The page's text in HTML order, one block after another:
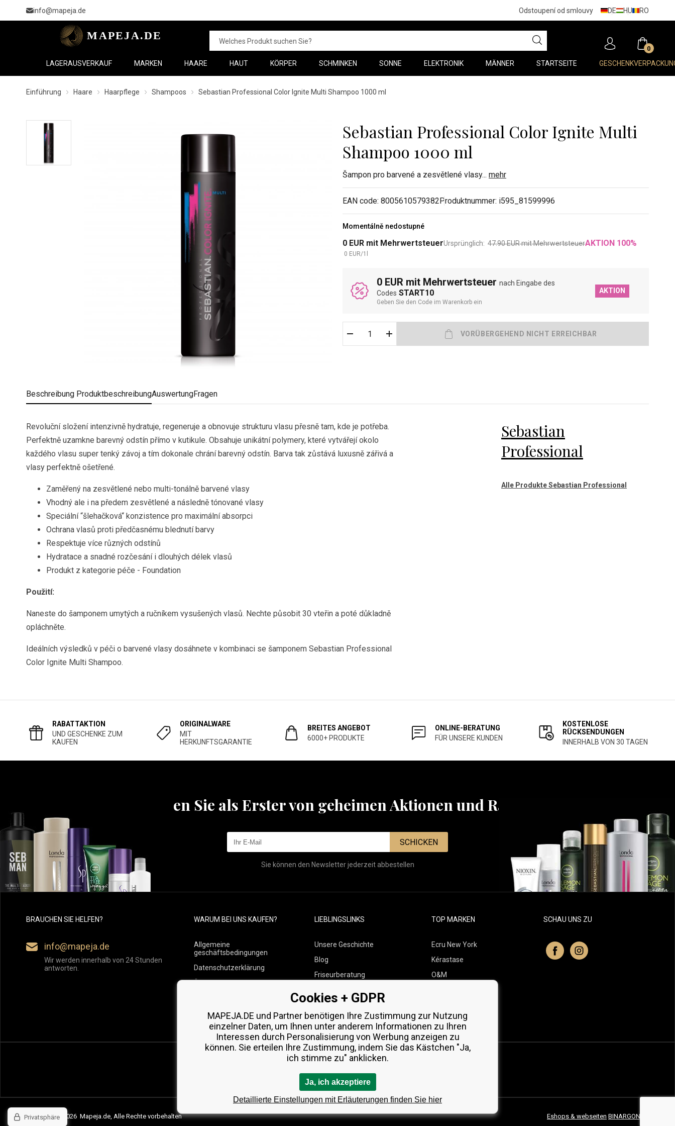
info@mapeja.de Odstoupení od smlouvy DE HU RO
0
LAGERAUSVERKAUF MARKEN HAARE HAUT KÖRPER SCHMINKEN SONNE ELEKTRONIK MÄNNER STARTSEITE
Einführung Haare Haarpflege Shampoos Sebastian Professional Color Ignite Multi Shampoo 1000 ml
Sebastian Professional Color Ignite Multi
Shampoo 1000 ml
Šampon pro barvené a zesvětlené vlasy... mehr
EAN code: 8005610579382Produktnummer: i595_81599996
Momentálně nedostupné
0 EUR mit Mehrwertsteuer
0 EUR/1
Ursprünglich: 47.90EURmit MehrwertsteuerAKTION 100%
0 EUR mit Mehrwertsteuer nach Eingabe des
Codes START10
Geben Sie den Code im Warenkorb ein
AKTION
Beschreibung ProduktbeschreibungAuswertungFragen
Revoluční složení intenzivně hydratuje, regeneruje a obnovuje strukturu vlasu přesně tam, kde je potřeba.
Perfektně uzamkne barevný odstín přímo v kutikule. Obsahuje unikátní polymery, které vytvářejí okolo
každého vlasu super tenký závoj a tím dokonale chrání barevný odstín. Barva tak zůstává luxusně zářivá a
vlasy perfektně ošetřené.
Zaměřený na zesvětlené nebo multi-tonálně barvené vlasy
Vhodný ale i na předem zesvětlené a následně tónované vlasy
Speciální “šlehačková“ konzistence pro maximální absorpci
Ochrana vlasů proti předčasnému blednutí barvy
Respektuje více různých odstínů
Hydratace a snadné rozčesání i dlouhých délek vlasů
Produkt z kategorie péče - Foundation
Použití:
Naneste do šamponem umytých a ručníkem vysušených vlasů. Nechte působit 30 vteřin a poté důkladně
opláchněte.
Ideálních výsledků v péči o barvené vlasy dosáhnete v kombinaci se šamponem Sebastian Professional
Color Ignite Multi Shampoo.
Sebastian
Professional
Alle Produkte Sebastian Professional
RABATTAKTION
UND GESCHENKE ZUM
KAUFEN
ORIGINALWARE
MIT
HERKUNFTSGARANTIE
BREITES ANGEBOT
6000+ PRODUKTE
ONLINE-BERATUNG
FÜR UNSERE KUNDEN
KOSTENLOSE
RÜCKSENDUNGEN
INNERHALB VON 30 TAGEN
Erfahren Sie als Erster von geheimen Aktionen und Rabatten
SCHICKEN
Sie können den Newsletter jederzeit abbestellen
BRAUCHEN SIE HELFEN?
info@mapeja.de
Wir werden innerhalb von 24 Stunden
antworten.
WARUM BEI UNS KAUFEN?
Allgemeine
geschäftsbedingungen
Datenschutzerklärung
Übersicht über Zahlungen und
LIEBLINGSLINKS
Unsere Geschichte
Blog
Friseurberatung
Kostenlose Produktproben
TOP MARKEN
Ecru New York
Kérastase
O&M
Zenz Organic
SCHAU UNS ZU
Copyright © 2026 Mapeja.de, Alle Rechte vorbehalten Eshops & webseiten BINARGON.cz
Cookies + GDPR
MAPEJA.DE und Partner benötigen Ihre Zustimmung zur Nutzung
einzelner Daten, um Ihnen unter anderem Informationen zu Ihren
Interessen durch Personalisierung von Werbung anzeigen zu
können. Sie erteilen Ihre Zustimmung, indem Sie das Kästchen "Ja,
ich stimme zu" anklicken.
Ja, ich akzeptiere
Detaillierte Einstellungen mit Erläuterungen finden Sie hier
Privatsphäre